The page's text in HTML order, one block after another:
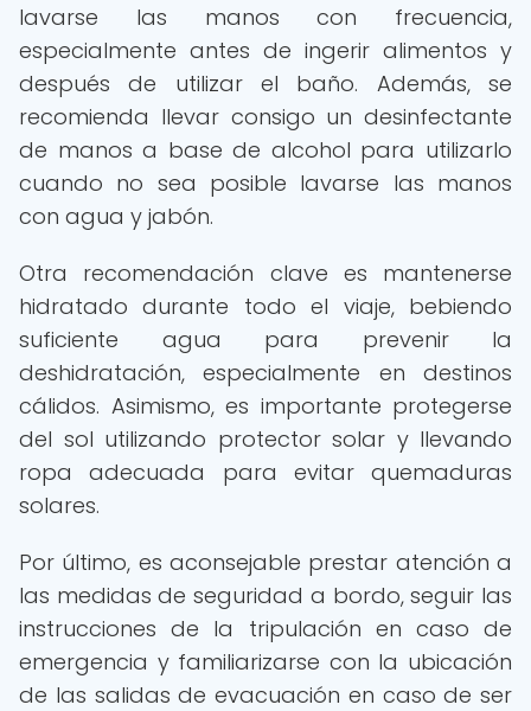
lavarse las manos con frecuencia,
especialmente antes de ingerir alimentos y
después de utilizar el baño. Además, se
recomienda llevar consigo un desinfectante
de manos a base de alcohol para utilizarlo
cuando no sea posible lavarse las manos
con agua y jabón.
Otra recomendación clave es mantenerse
hidratado durante todo el viaje, bebiendo
suficiente agua para prevenir la
deshidratación, especialmente en destinos
cálidos. Asimismo, es importante protegerse
del sol utilizando protector solar y llevando
ropa adecuada para evitar quemaduras
solares.
Por último, es aconsejable prestar atención a
las medidas de seguridad a bordo, seguir las
instrucciones de la tripulación en caso de
emergencia y familiarizarse con la ubicación
de las salidas de evacuación en caso de ser